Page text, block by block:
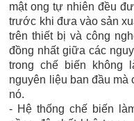
mật ong tự nhiên đều
trước khi đưa vào sản
trên thiết bị và công
đồng nhất giữa các
trong chế biến không
nguyên liệu ban đầu mà
nó.
- Hệ thống chế biến